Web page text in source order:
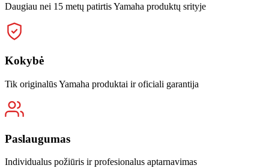
Daugiau nei 15 metų patirtis Yamaha produktų srityje
Kokybė
Tik originalūs Yamaha produktai ir oficiali garantija
Paslaugumas
Individualus požiūris ir profesionalus aptarnavimas